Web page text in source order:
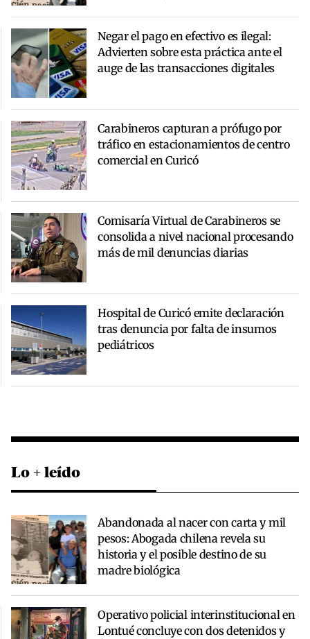
Negar el pago en efectivo es ilegal:
Advierten sobre esta práctica ante el
auge de las transacciones digitales
Carabineros capturan a prófugo por
tráfico en estacionamientos de centro
comercial en Curicó
Comisaría Virtual de Carabineros se
consolida a nivel nacional procesando
más de mil denuncias diarias
Hospital de Curicó emite declaración
tras denuncia por falta de insumos
pediátricos
Lo + leído
Abandonada al nacer con carta y mil
pesos: Abogada chilena revela su
historia y el posible destino de su
madre biológica
Operativo policial interinstitucional en
Lontué concluye con dos detenidos y